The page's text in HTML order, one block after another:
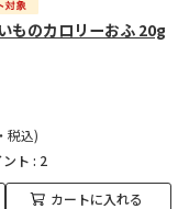
ものカロリーおふ 20g
税込)
ト : 2
カートに入れる